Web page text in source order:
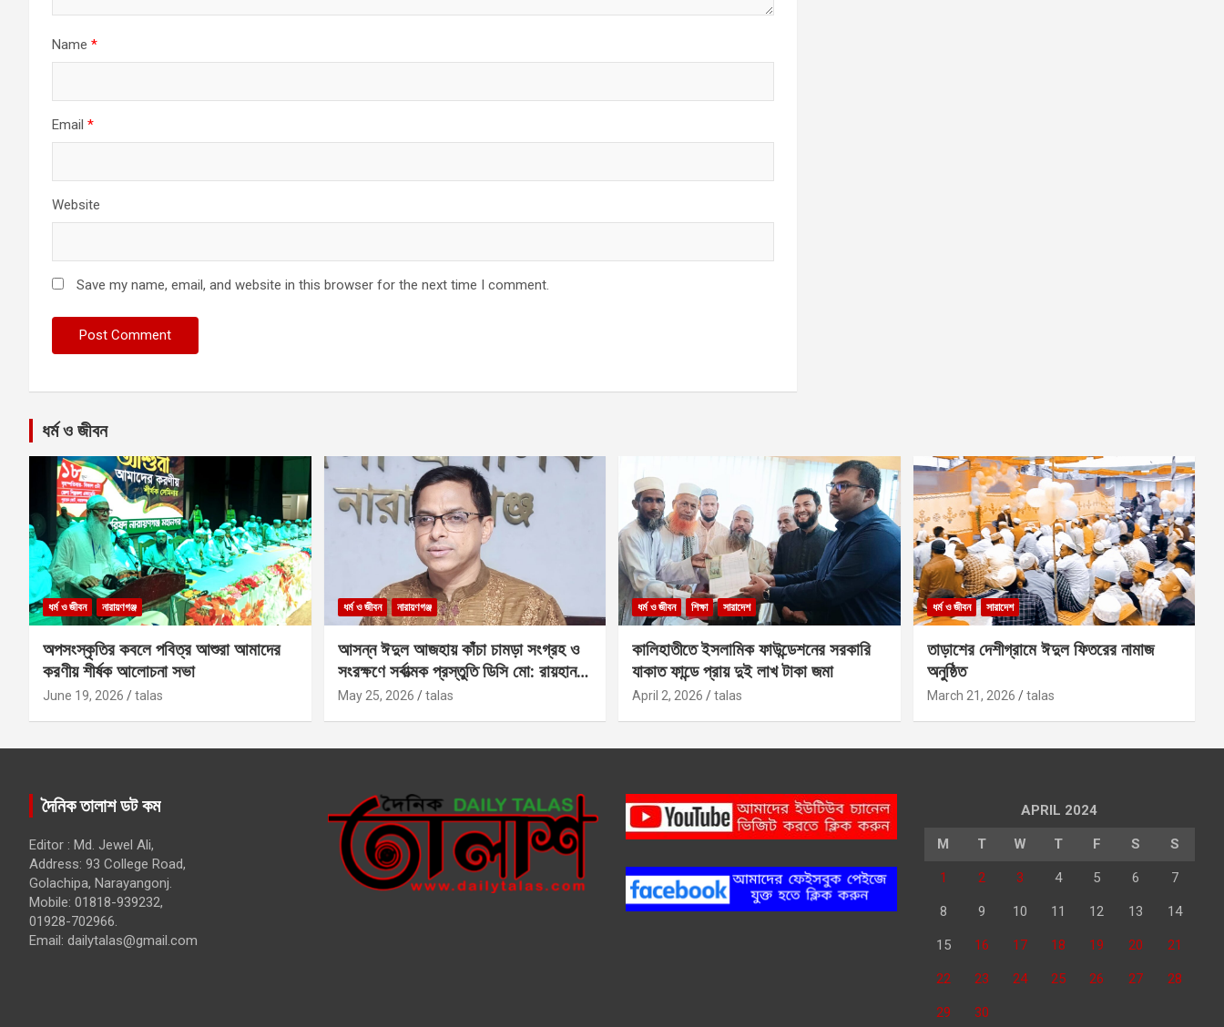
Name *
Email *
Website
Save my name, email, and website in this browser for the next time I comment.
ধর্ম ও জীবন
ধর্ম ও জীবন নারায়ণগঞ্জ
অপসংস্কৃতির কবলে পবিত্র আশুরা আমাদের
করণীয় শীর্ষক আলোচনা সভা
June 19, 2026 talas
ধর্ম ও জীবন নারায়ণগঞ্জ
আসন্ন ঈদুল আজহায় কাঁচা চামড়া সংগ্রহ ও
সংরক্ষণে সর্বাত্মক প্রস্তুতি ডিসি মো: রায়হান
কবির
May 25, 2026 talas
ধর্ম ও জীবন শিক্ষা সারাদেশ
কালিহাতীতে ইসলামিক ফাউন্ডেশনের সরকারি
যাকাত ফান্ডে প্রায় দুই লাখ টাকা জমা
April 2, 2026 talas
ধর্ম ও জীবন সারাদেশ
তাড়াশের দেশীগ্রামে ঈদুল ফিতরের নামাজ
অনুষ্ঠিত
March 21, 2026 talas
দৈনিক তালাশ ডট কম
Editor : Md. Jewel Ali,
Address: 93 College Road,
Golachipa, Narayangonj.
Mobile: 01818-939232,
01928-702966.
Email: dailytalas@gmail.com
APRIL 2024
M T W T F S S
1 2 3 4 5 6 7
8 9 10 11 12 13 14
15 16 17 18 19 20 21
22 23 24 25 26 27 28
29 30